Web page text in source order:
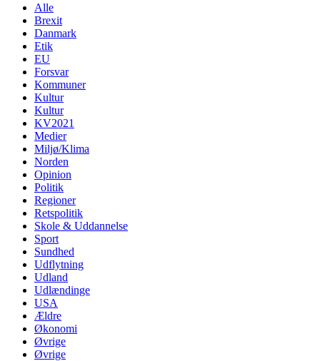
Alle
Brexit
Danmark
Etik
EU
Forsvar
Kommuner
Kultur
Kultur
KV2021
Medier
Miljø/Klima
Norden
Opinion
Politik
Regioner
Retspolitik
Skole & Uddannelse
Sport
Sundhed
Udflytning
Udland
Udlændinge
USA
Ældre
Økonomi
Øvrige
Øvrige